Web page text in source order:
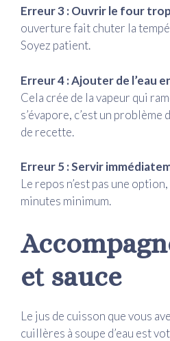
Erreur 3 : Ouvrir le four
ouverture fait chuter la
Soyez patient.
Erreur 4 : Ajouter de l’eau
Cela crée de la vapeur qui
s’évapore, c’est un problème
de recette.
Erreur 5 : Servir
Le repos n’est pas une
minutes minimum.
et sauce
Le jus de cuisson que vous
cuillères à soupe d’eau est